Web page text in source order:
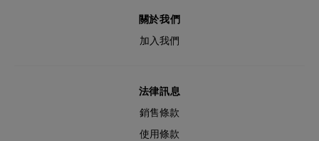
關於我們
加入我們
法律訊息
銷售條款
使用條款